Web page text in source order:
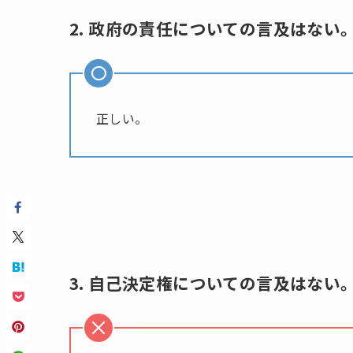
2. 政府の責任についての言及はない
正しい。
3. 自己決定権についての言及はない